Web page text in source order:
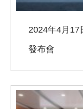
2024年4月17
發布會